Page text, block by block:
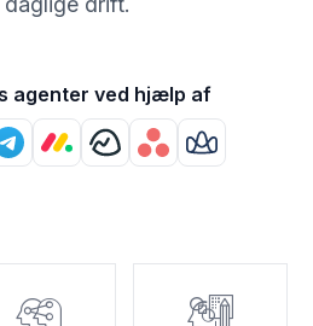
agenter ved hjælp af